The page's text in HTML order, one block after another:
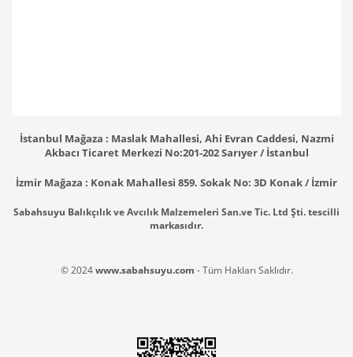
İstanbul Mağaza : Maslak Mahallesi, Ahi Evran Caddesi, Nazmi
Akbacı Ticaret Merkezi No:201-202 Sarıyer / İstanbul
İzmir Mağaza : Konak Mahallesi 859. Sokak No: 3D Konak / İzmir
Sabahsuyu Balıkçılık ve Avcılık Malzemeleri San.ve Tic. Ltd Şti. tescilli
markasıdır.
© 2024www.sabahsuyu.com - Tüm Hakları Saklıdır.